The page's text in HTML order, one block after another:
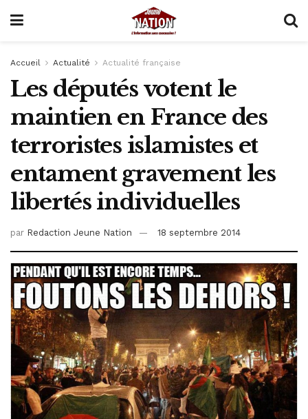
Accueil Actualité Actualité française
Les députés votent le
maintien en France des
terroristes islamistes et
entament gravement les
libertés individuelles
par Redaction Jeune Nation 18 septembre 2014